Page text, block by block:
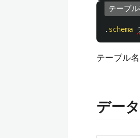
テーブ
. schema
テーブル
デー